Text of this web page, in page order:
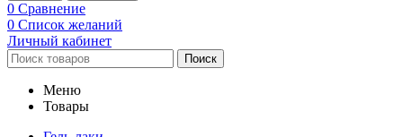
0 Сравнение
0 Список желаний
Личный кабинет
Поиск
Меню
Товары